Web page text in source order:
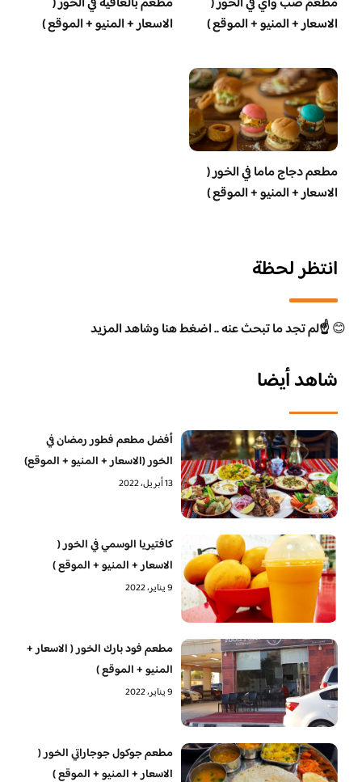
الاسعار + المنيو + الموقع )
الاسعار + المنيو + الموقع )
مطعم دجاج ماما في الخور (
الاسعار + المنيو + الموقع )
انتظر لحظة
😊☝️لم تجد ما تبحث عنه .. اضغط هنا وشاهد المزيد
شاهد أيضا
أفضل مطعم فطور رمضان في
الخور (الاسعار + المنيو + الموقع)
13 أبريل، 2022
كافتيريا الوسمي في الخور (
الاسعار + المنيو + الموقع )
9 يناير، 2022
مطعم فود بارك الخور ( الاسعار +
المنيو + الموقع )
9 يناير، 2022
مطعم جوكول جوجاراتي الخور (
الاسعار + المنيو + الموقع )